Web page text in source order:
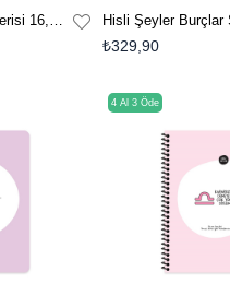
Hisli Şeyler Burçlar Serisi 16,5x22,5 Çizgili Spiralli Stickerli Defter - Kötümser Demeyelim De Gerçekçi Diyelim
₺329,90
4 Al 3 Öde